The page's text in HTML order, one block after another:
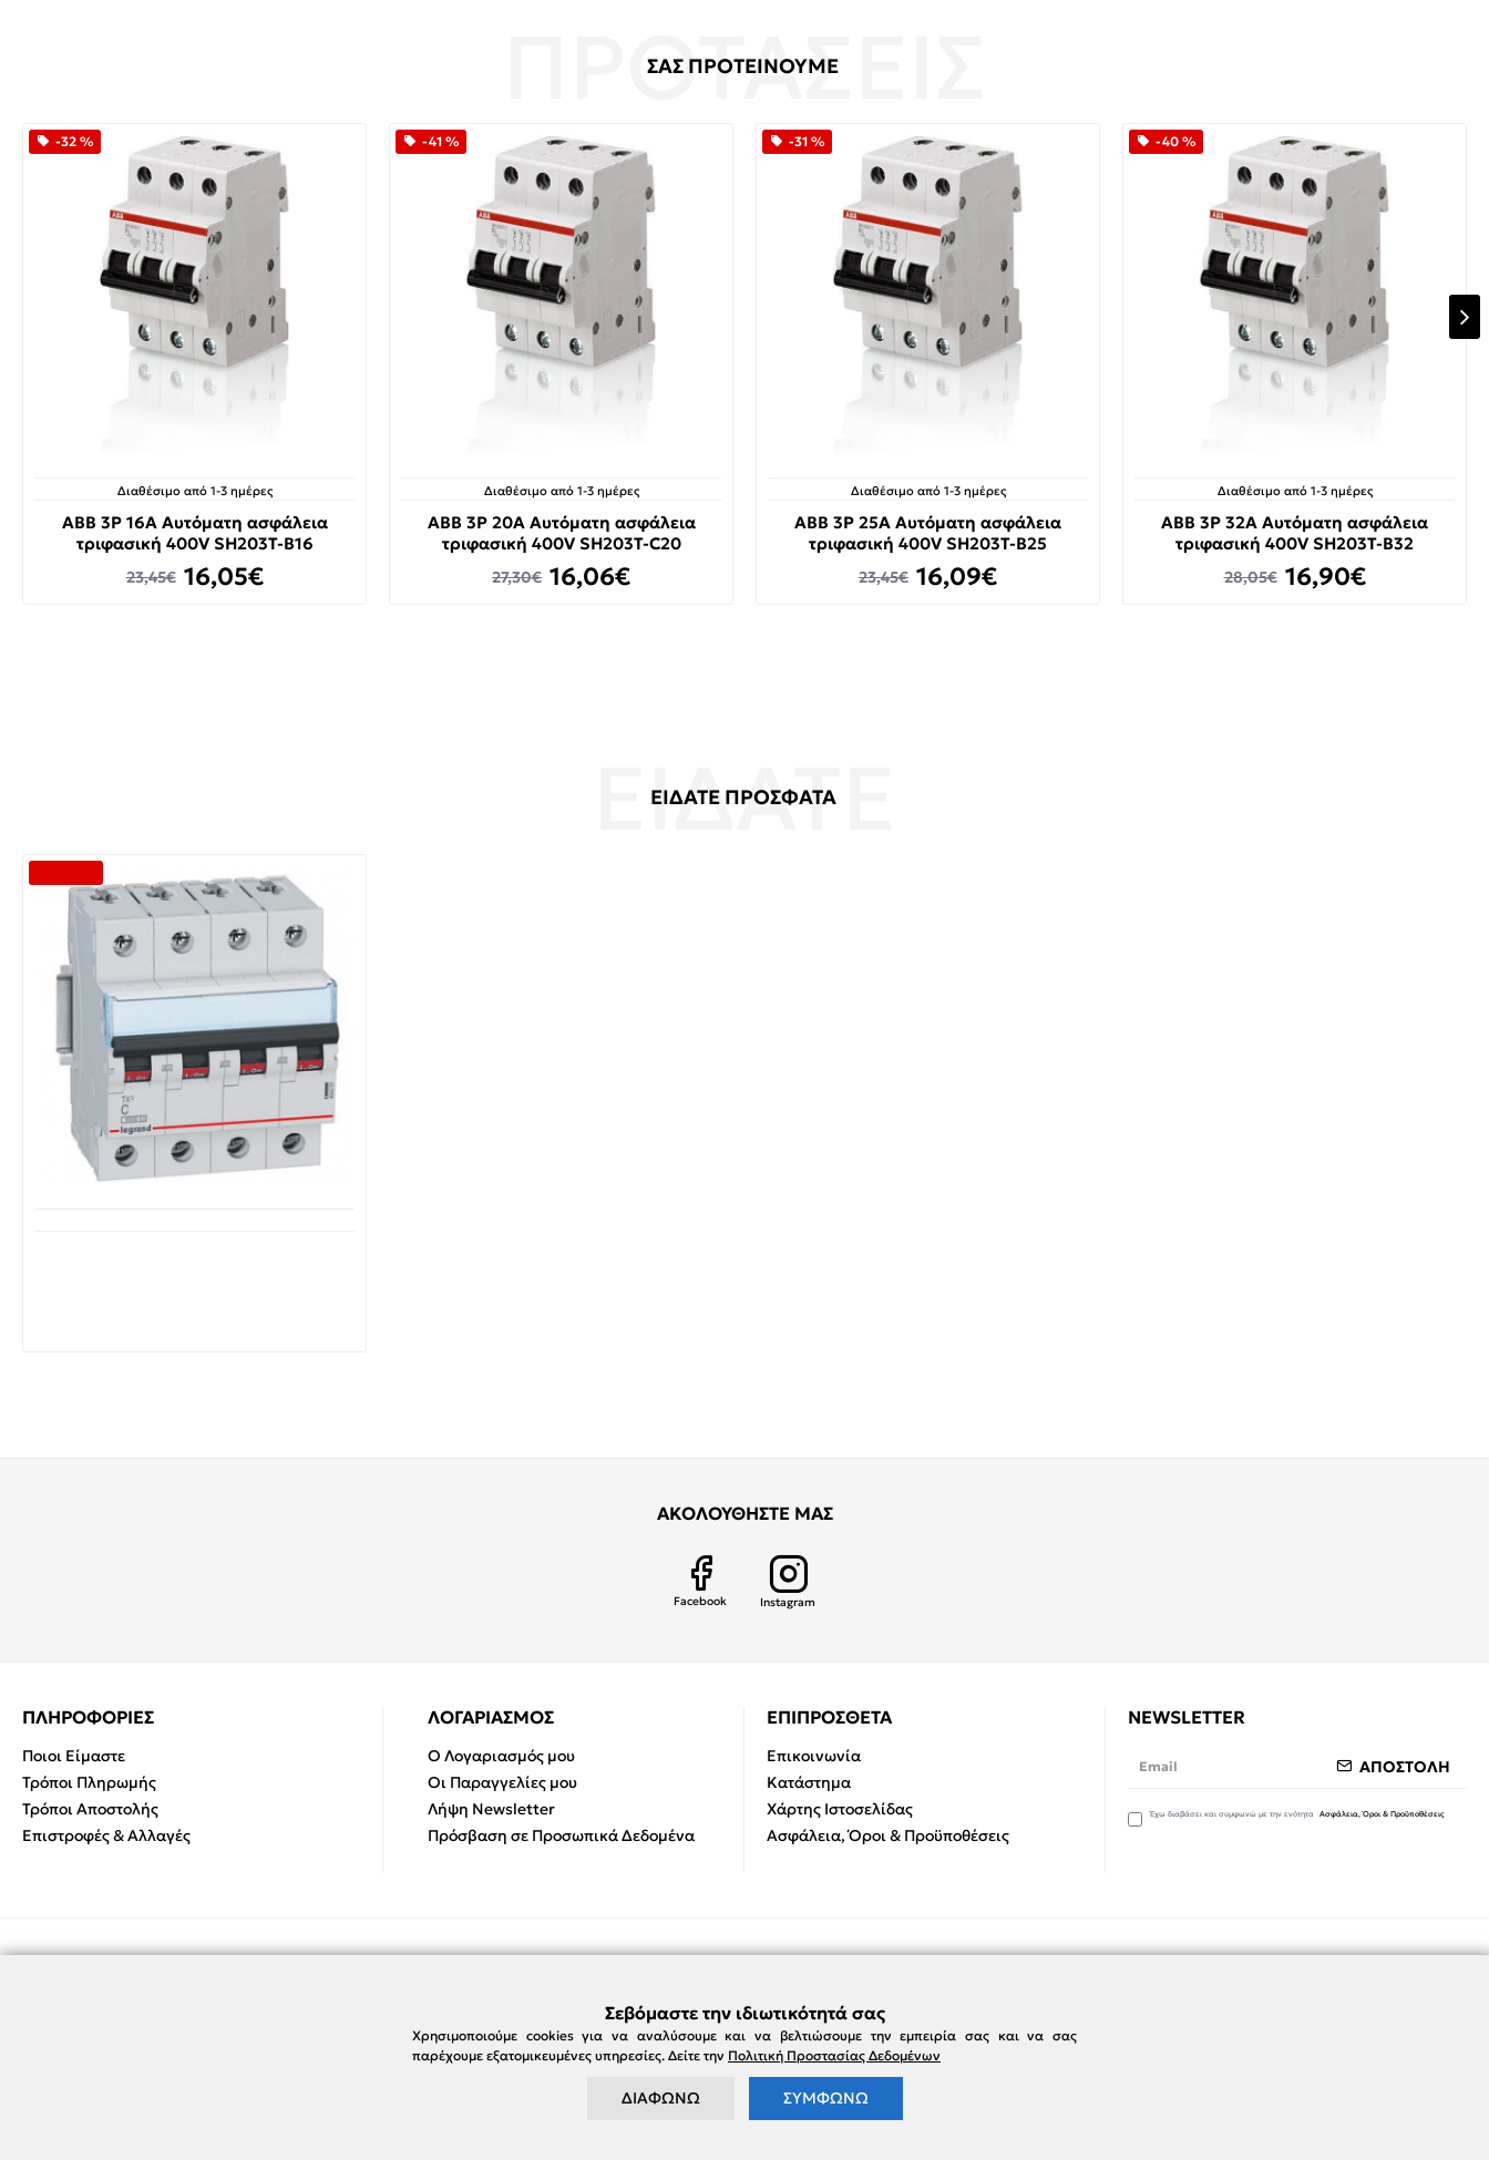
ΣΑΣ ΠΡΟΤΕΙΝΟΥΜΕ
-32 %
Διαθέσιμο από 1-3 ημέρες
ABB 3P 16A Αυτόματη ασφάλεια
τριφασική 400V SH203T-B16
16,05€
23,45€
-41 %
Διαθέσιμο από 1-3 ημέρες
ABB 3P 20A Αυτόματη ασφάλεια
τριφασική 400V SH203T-C20
16,06€
27,30€
-31 %
Διαθέσιμο από 1-3 ημέρες
ABB 3P 25A Αυτόματη ασφάλεια
τριφασική 400V SH203T-B25
16,09€
23,45€
-40 %
Διαθέσιμο από 1-3 ημέρες
ABB 3P 32A Αυτόματη ασφάλεια
τριφασική 400V SH203T-B32
16,90€
28,05€
ΕΙΔΑΤΕ ΠΡΟΣΦΑΤΑ
ΑΚΟΛΟΥΘΗΣΤΕ ΜΑΣ
Facebook Instagram
ΠΛΗΡΟΦΟΡΙΕΣ
Ποιοι Είμαστε
Τρόποι Πληρωμής
Τρόποι Αποστολής
Επιστροφές & Αλλαγές
ΛΟΓΑΡΙΑΣΜΟΣ
Ο Λογαριασμός μου
Οι Παραγγελίες μου
Λήψη Newsletter
Πρόσβαση σε Προσωπικά Δεδομένα
ΕΠΙΠΡΟΣΘΕΤΑ
Επικοινωνία
Κατάστημα
Χάρτης Ιστοσελίδας
Ασφάλεια, Όροι & Προϋποθέσεις
NEWSLETTER
ΑΠΟΣΤΟΛΗ
Έχω διαβάσει και συμφωνώ με την ενότητα Ασφάλεια, Όροι & Προϋποθέσεις
e-damianakis.gr © 2026
Σεβόμαστε την ιδιωτικότητά σας
Χρησιμοποιούμε cookies για να αναλύσουμε και να βελτιώσουμε την εμπειρία σας και να σας
παρέχουμε εξατομικευμένες υπηρεσίες. Δείτε την Πολιτική Προστασίας Δεδομένων
ΔΙΑΦΩΝΩ ΣΥΜΦΩΝΩ